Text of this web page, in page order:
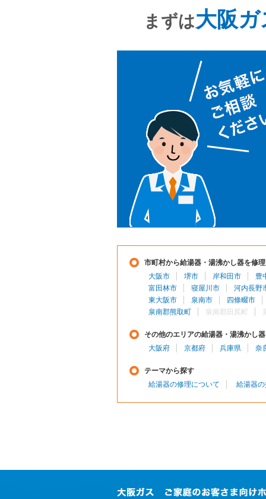
まずは大阪
市町村から給湯器・湯沸かし器を修
大阪市
堺市 岸和田市
豊
富田林市
寝屋川市
河内長野
東大阪市
泉南市
四條畷市
泉南郡熊取町
泉南郡田尻町
その他のエリアの給湯器・湯沸かし
大阪府
京都府 兵庫県 奈
テーマから探す
給湯器の修理について
給湯器